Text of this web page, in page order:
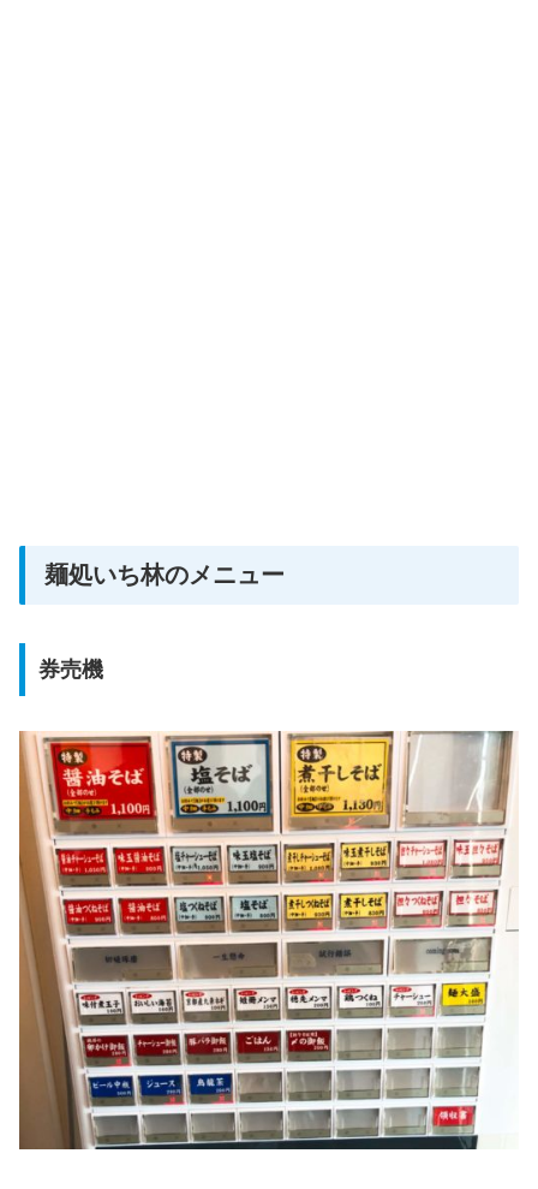
麺処いち林のメニュー
券売機